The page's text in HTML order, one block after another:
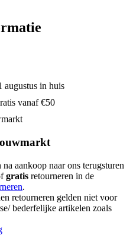
augustus in huis
vanaf €50
aankoop naar ons terugsturen
gratis retourneren in de
.
retourneren gelden niet voor
bederfelijke artikelen zoals